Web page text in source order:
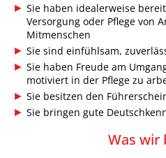
Sie haben idealerweise
Versorgung oder Pflege von
Mitmenschen
Sie sind einfühlsam,
Sie haben Freude am
motiviert in der Pflege zu
Sie besitzen den
Sie bringen gute
Was wir